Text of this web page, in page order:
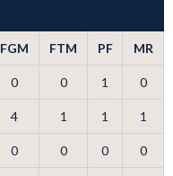
FGM FTM PF MR
0 0 1 0
4 1 1 1
0 0 0 0